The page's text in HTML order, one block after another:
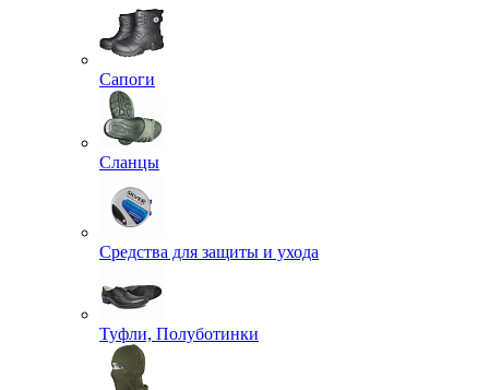
Сапоги
Сланцы
Средства для защиты и ухода
Туфли, Полуботинки